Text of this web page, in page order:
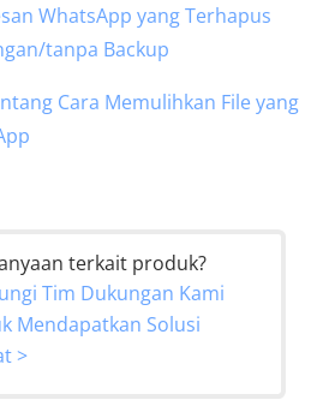
WhatsApp yang Terhapus
tanpa Backup
Cara Memulihkan File yang
terkait produk?
Tim Dukungan Kami
Mendapatkan Solusi
>